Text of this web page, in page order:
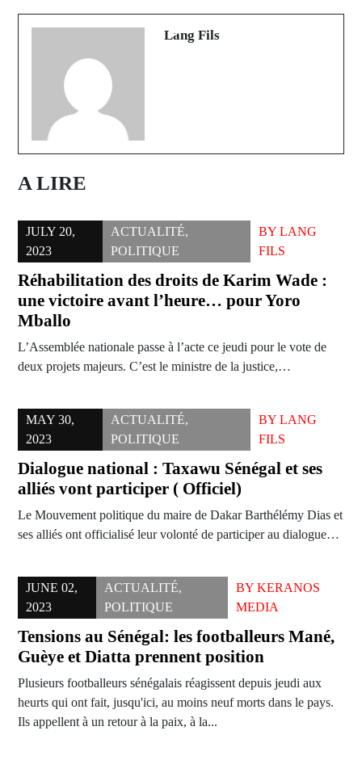
Lang Fils
A LIRE
JULY 20,
2023
ACTUALITÉ,
POLITIQUE
BYLANG
FILS
Réhabilitation des droits de Karim Wade :
une victoire avant l’heure… pour Yoro
Mballo
L’Assemblée nationale passe à l’acte ce jeudi pour le vote de
deux projets majeurs. C’est le ministre de la justice,…
MAY 30,
2023
ACTUALITÉ,
POLITIQUE
BY LANG
FILS
Dialogue national : Taxawu Sénégal et ses
alliés vont participer ( Officiel)
Le Mouvement politique du maire de Dakar Barthélémy Dias et
ses alliés ont officialisé leur volonté de participer au dialogue…
JUNE 02,
2023
ACTUALITÉ,
POLITIQUE
BY KERANOS
MEDIA
Tensions au Sénégal: les footballeurs Mané,
Guèye et Diatta prennent position
Plusieurs footballeurs sénégalais réagissent depuis jeudi aux
heurts qui ont fait, jusqu'ici, au moins neuf morts dans le pays.
Ils appellent à un retour à la paix, à la...